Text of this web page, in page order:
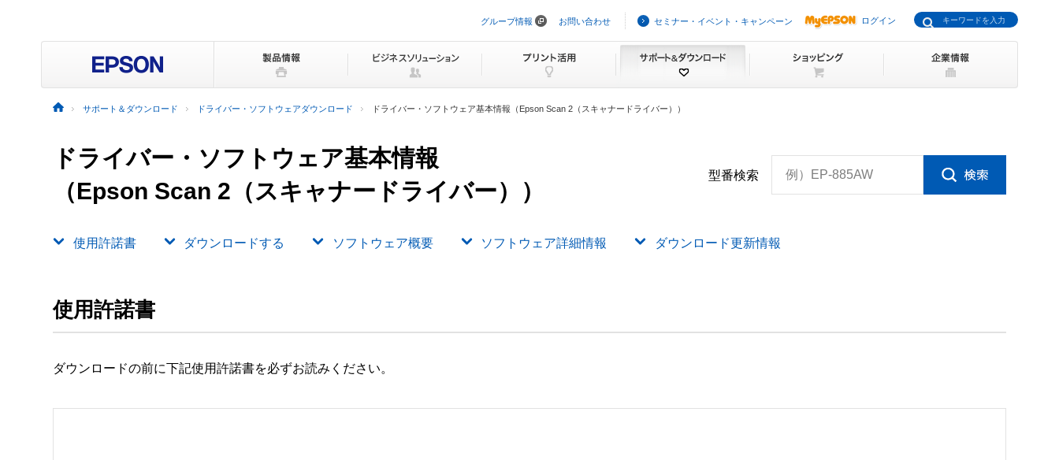
ビ
ョ
を
グループ情報 お問い合わせ セミナー・イベント・キャンペーン ログイン
サポート＆ダウンロード ドライバー・ソフトウェアダウンロード ドライバー・ソフトウェア基本情報（Epson Scan 2（スキャナードライバー））
ドライバー・ソフトウェア基本情報
（Epson Scan 2（スキャナードライバー））
型番検索 例）EP-885AW
使用許諾書 ダウンロードする ソフトウェア概要 ソフトウェア詳細情報 ダウンロード更新情報
使用許諾書
ダウンロードの前に下記使用許諾書を必ずお読みください。